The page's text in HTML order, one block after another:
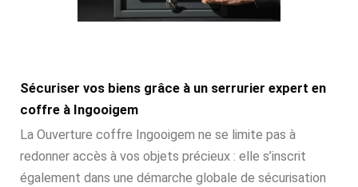
Sécuriser vos biens grâce à un serrurier expert en
coffre à Ingooigem
La Ouverture coffre Ingooigem ne se limite pas à
redonner accès à vos objets précieux : elle s’inscrit
également dans une démarche globale de sécurisation